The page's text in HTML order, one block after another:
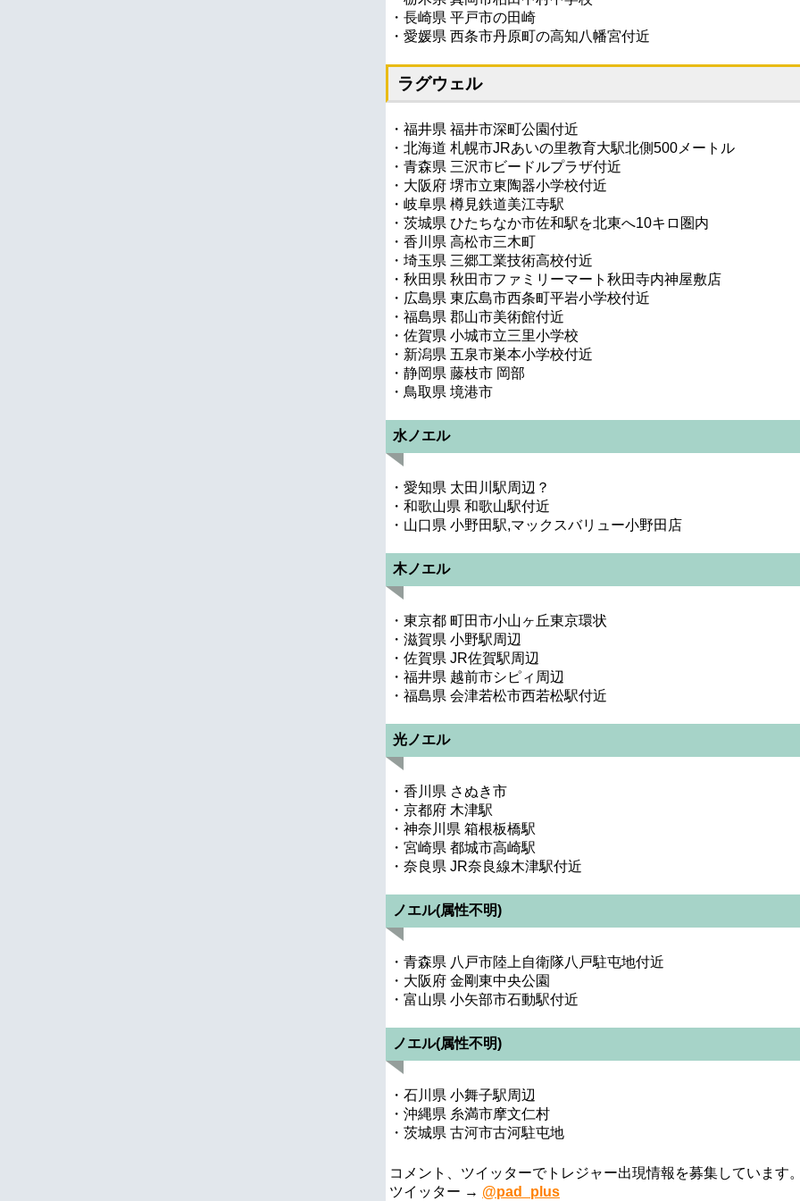
・長崎県 平戸市の田崎
・愛媛県 西条市丹原町の高知八幡宮付近
ラグウェル
・福井県 福井市深町公園付近
・北海道 札幌市JRあいの里教育大駅北側500メートル
・青森県 三沢市ビードルプラザ付近
・大阪府 堺市立東陶器小学校付近
・岐阜県 樽見鉄道美江寺駅
・茨城県 ひたちなか市佐和駅を北東へ10キロ圏内
・香川県 高松市三木町
・埼玉県 三郷工業技術高校付近
・秋田県 秋田市ファミリーマート秋田寺内神屋敷店
・広島県 東広島市西条町平岩小学校付近
・福島県 郡山市美術館付近
・佐賀県 小城市立三里小学校
・新潟県 五泉市巣本小学校付近
・静岡県 藤枝市 岡部
・鳥取県 境港市
水ノエル
・愛知県 太田川駅周辺？
・和歌山県 和歌山駅付近
・山口県 小野田駅,マックスバリュー小野田店
木ノエル
・東京都 町田市小山ヶ丘東京環状
・滋賀県 小野駅周辺
・佐賀県 JR佐賀駅周辺
・福井県 越前市シピィ周辺
・福島県 会津若松市西若松駅付近
光ノエル
・香川県 さぬき市
・京都府 木津駅
・神奈川県 箱根板橋駅
・宮崎県 都城市高崎駅
・奈良県 JR奈良線木津駅付近
ノエル(属性不明)
・青森県 八戸市陸上自衛隊八戸駐屯地付近
・大阪府 金剛東中央公園
・富山県 小矢部市石動駅付近
ノエル(属性不明)
・石川県 小舞子駅周辺
・沖縄県 糸満市摩文仁村
・茨城県 古河市古河駐屯地
コメント、ツイッターでトレジャー出現情報を募集しています
ツイッター → @pad_plus